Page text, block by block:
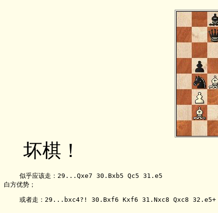
坏棋！
    似乎应该走：29...Qxe7 30.Bxb5 Qc5 31.e5
白方优势；
或者走：29...bxc4?! 30.Bxf6 Kxf6 31.Nxc8 Qxc8